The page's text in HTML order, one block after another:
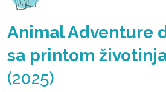
Animal Adventure
sa printom
(2025)